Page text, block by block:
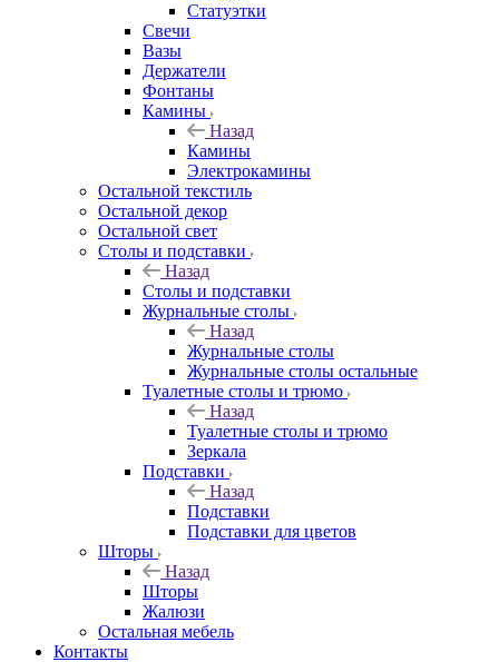
Статуэтки
Свечи
Вазы
Держатели
Фонтаны
Камины
Назад
Камины
Электрокамины
Остальной текстиль
Остальной декор
Остальной свет
Столы и подставки
Назад
Столы и подставки
Журнальные столы
Назад
Журнальные столы
Журнальные столы остальные
Туалетные столы и трюмо
Назад
Туалетные столы и трюмо
Зеркала
Подставки
Назад
Подставки
Подставки для цветов
Шторы
Назад
Шторы
Жалюзи
Остальная мебель
Контакты